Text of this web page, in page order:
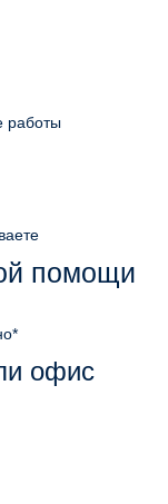
работы
помощи
офис